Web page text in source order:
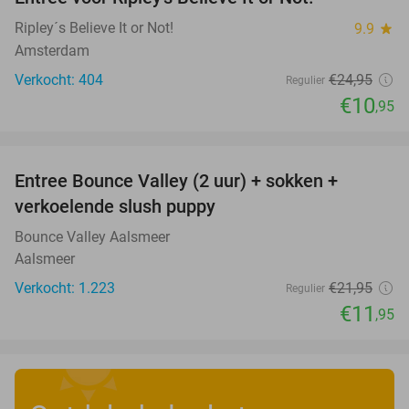
Ripley´s Believe It or Not! 9.9 star
Amsterdam
Verkocht: 404
Regulier €24,95
€10,95
Entree Bounce Valley (2 uur) + sokken +
verkoelende slush puppy
Bounce Valley Aalsmeer
Aalsmeer
Verkocht: 1.223
Regulier €21,95
€11 ,95